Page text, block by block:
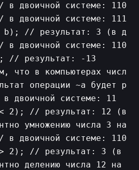
двоичной системе: 1100
двоичной системе: 1111
// результат: 3 (в
двоичной системе: 1100
// результат: -13
что в компьютерах числа
операции ~a будет
системе: 11
2); // результат: 12 (в
умножению числа 3
двоичной системе: 1100
2); // результат: 3 (в
делению числа 12